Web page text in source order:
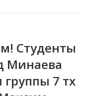
Студенты
Минаева
группы 7 тх